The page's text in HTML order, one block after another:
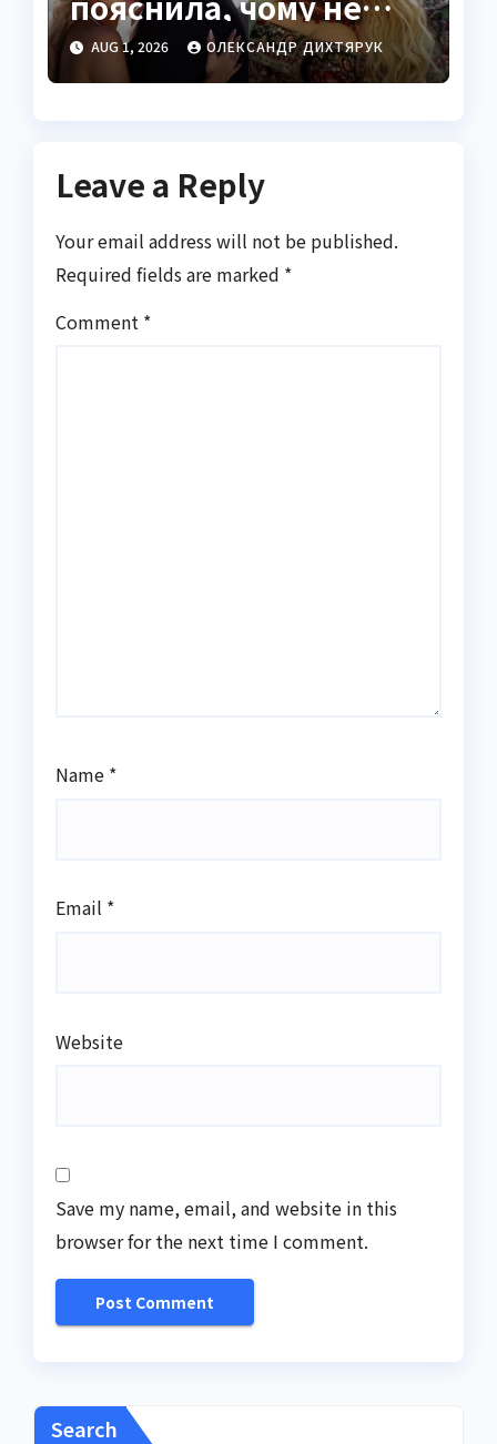
показує чоловіка
AUG 1, 2026 ОЛЕКСАНДР ДИХТЯРУК
Leave a Reply
Your email address will not be published.
Required fields are marked *
Comment *
Name *
Email *
Website
Save my name, email, and website in this
browser for the next time I comment.
Search